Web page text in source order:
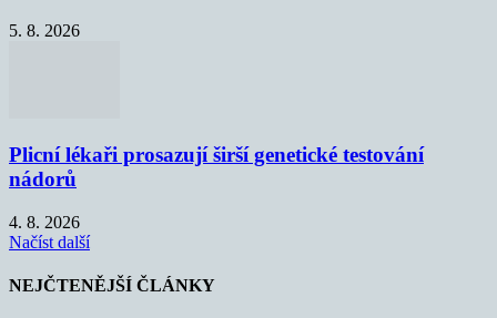
5. 8. 2026
Plicní lékaři prosazují širší genetické testování
nádorů
4. 8. 2026
Načíst další
NEJČTENĚJŠÍ ČLÁNKY